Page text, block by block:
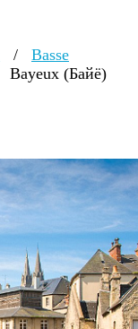
/
Basse
Bayeux (Байё)